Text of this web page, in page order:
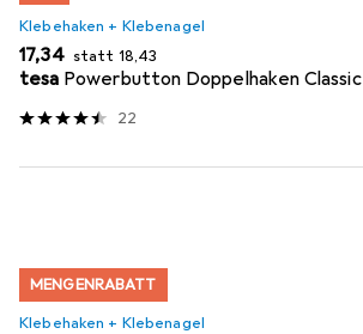
Klebehaken + Klebenagel
EUR
17,34 statt EUR
18,43
tesa Powerbutton Doppelhaken Classic
22
MENGENRABATT
Klebehaken + Klebenagel